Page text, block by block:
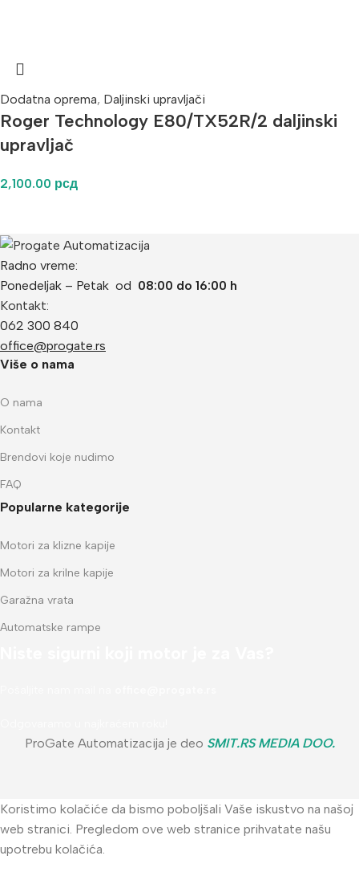
Dodatna oprema, Daljinski upravljači
Roger Technology E80/TX52R/2 daljinski
upravljač
2,100.00 рсд
Radno vreme:
Ponedeljak – Petak od 08:00 do 16:00 h
Kontakt:
062 300 840
office@progate.rs
Više o nama
O nama
Kontakt
Brendovi koje nudimo
FAQ
Popularne kategorije
Motori za klizne kapije
Motori za krilne kapije
Garažna vrata
Automatske rampe
ProGate Automatizacija je deo SMIT.RS MEDIA DOO.
Koristimo kolačiće da bismo poboljšali Vaše iskustvo na našoj
web stranici. Pregledom ove web stranice prihvatate našu
upotrebu kolačića.